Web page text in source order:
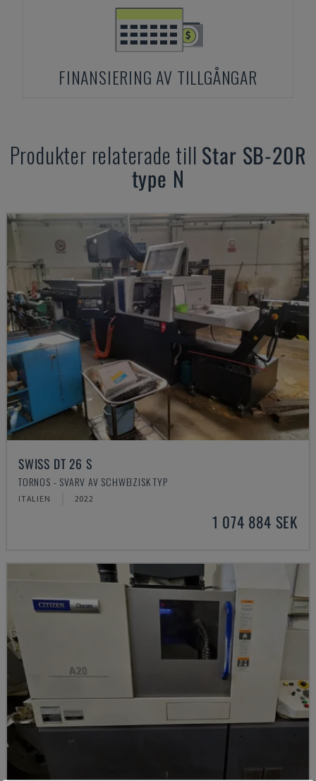
FINANSIERING AV TILLGÅNGAR
Produkter relaterade till Star SB-20R
type N
SWISS DT 26 S
TORNOS - SVARV AV SCHWEIZISK TYP
ITALIEN 2022
1 074 884 SEK